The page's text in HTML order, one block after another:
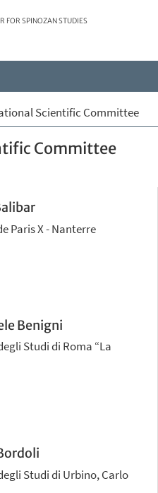
FOR SPINOZAN STUDIES
Scientific Committee
Committee
Paris X - Nanterre
Benigni
Studi di Roma “La
Studi di Urbino, Carlo